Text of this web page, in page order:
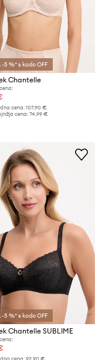
-5 %* s kodo OFF
Chantelle
cena:107,90 €
cena:74,99 €
-5 %* s kodo OFF
Chantelle SUBLIME